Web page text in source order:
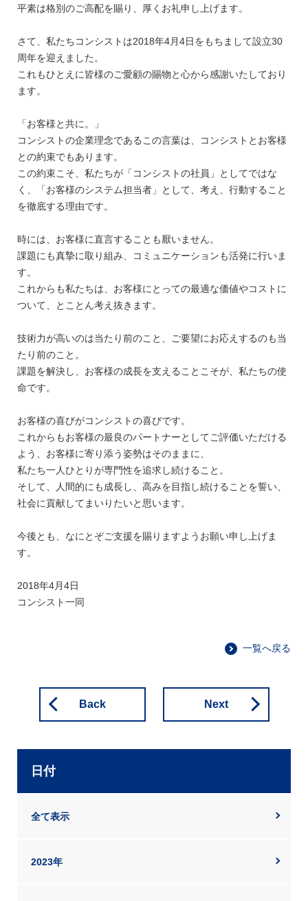
平素は格別のご高配を賜り、厚くお礼申し上げます。
さて、私たちコンシストは2018年4月4日をもちまして設立30
周年を迎えました。
これもひとえに皆様のご愛顧の賜物と心から感謝いたしており
ます。
「お客様と共に。」
コンシストの企業理念であるこの言葉は、コンシストとお客様
との約束でもあります。
この約束こそ、私たちが「コンシストの社員」としてではな
く、「お客様のシステム担当者」として、考え、行動すること
を徹底する理由です。
時には、お客様に直言することも厭いません。
課題にも真摯に取り組み、コミュニケーションも活発に行いま
す。
これからも私たちは、お客様にとっての最適な価値やコストに
ついて、とことん考え抜きます。
技術力が高いのは当たり前のこと、ご要望にお応えするのも当
たり前のこと。
課題を解決し、お客様の成長を支えることこそが、私たちの使
命です。
お客様の喜びがコンシストの喜びです。
これからもお客様の最良のパートナーとしてご評価いただける
よう、お客様に寄り添う姿勢はそのままに、
私たち一人ひとりが専門性を追求し続けること。
そして、人間的にも成長し、高みを目指し続けることを誓い、
社会に貢献してまいりたいと思います。
今後とも、なにとぞご支援を賜りますようお願い申し上げま
す。
2018年4月4日
コンシスト一同
一覧へ戻る
Back Next
日付
全て表示
2023年